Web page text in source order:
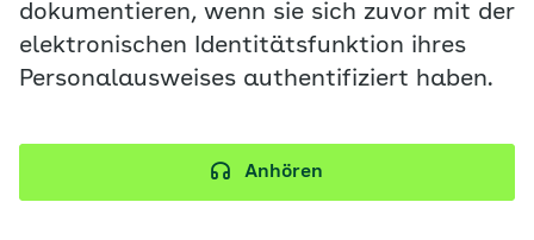
dokumentieren, wenn sie sich zuvor mit der
elektronischen Identitätsfunktion ihres
Personalausweises authentifiziert haben.
Anhören